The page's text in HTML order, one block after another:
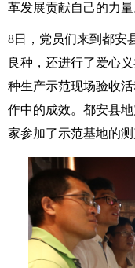
革发展贡献自己的力量
8日，党员们来到都安
良种，还进行了爱心
种生产示范现场验收
作中的成效。都安县
家参加了示范基地的测